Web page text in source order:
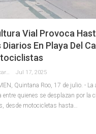
Vial Provoca
En Playa Del
Redaccion La Pancarta De Quintana Roo Jul 17, 2025
Quintana Roo, 17 de julio. - La
quienes se desplazan por la
desde motocicletas hasta